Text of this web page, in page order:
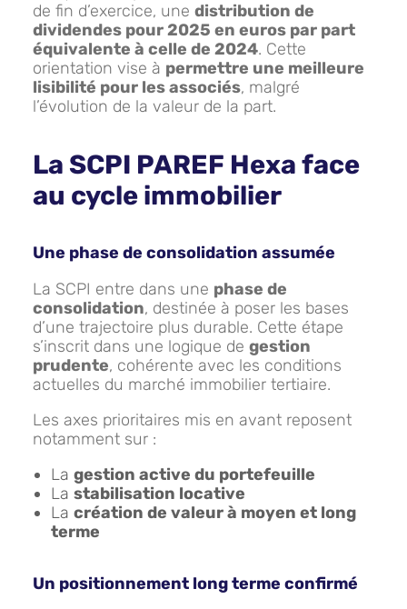
de fin d’exercice, une distribution de
dividendes pour 2025 en euros par part
équivalente à celle de 2024. Cette
orientation vise à permettre une meilleure
lisibilité pour les associés, malgré
l’évolution de la valeur de la part.
La SCPI PAREF Hexa face
au cycle immobilier
Une phase de consolidation assumée
La SCPI entre dans une phase de
consolidation, destinée à poser les bases
d’une trajectoire plus durable. Cette étape
s’inscrit dans une logique de gestion
prudente, cohérente avec les conditions
actuelles du marché immobilier tertiaire.
Les axes prioritaires mis en avant reposent
notamment sur :
La gestion active du portefeuille
La stabilisation locative
La création de valeur à moyen et long
terme
Un positionnement long terme confirmé